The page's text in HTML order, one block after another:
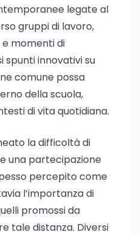
legate al
gruppi di lavoro,
momenti di
spunti innovativi su
comune possa
della scuola,
di vita quotidiana.
la difficoltà di
una partecipazione
percepito come
l’importanza di
promossi da
tale distanza. Diversi